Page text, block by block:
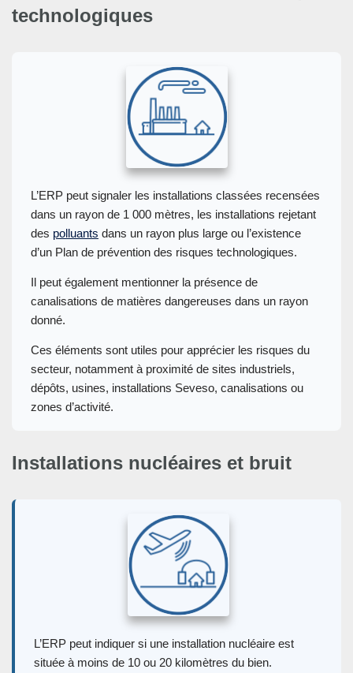
technologiques
L’ERP peut signaler les installations classées recensées
dans un rayon de 1 000 mètres, les installations rejetant
des polluants dans un rayon plus large ou l’existence
d’un Plan de prévention des risques technologiques.
Il peut également mentionner la présence de
canalisations de matières dangereuses dans un rayon
donné.
Ces éléments sont utiles pour apprécier les risques du
secteur, notamment à proximité de sites industriels,
dépôts, usines, installations Seveso, canalisations ou
zones d’activité.
Installations nucléaires et bruit
L’ERP peut indiquer si une installation nucléaire est
située à moins de 10 ou 20 kilomètres du bien.